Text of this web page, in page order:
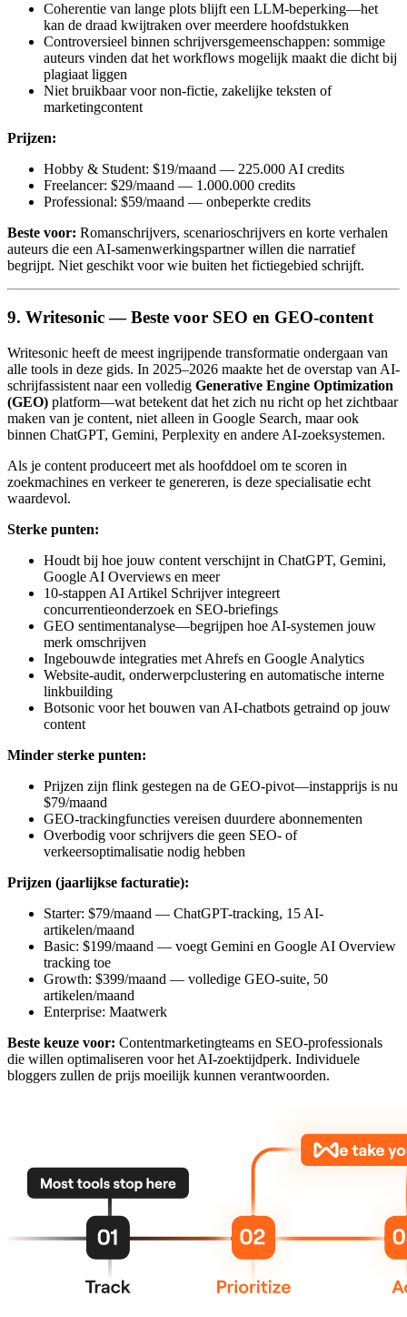
Coherentie van lange plots blijft een LLM-beperking—het
kan de draad kwijtraken over meerdere hoofdstukken
Controversieel binnen schrijversgemeenschappen: sommige
auteurs vinden dat het workflows mogelijk maakt die dicht bij
plagiaat liggen
Niet bruikbaar voor non-fictie, zakelijke teksten of
marketingcontent
Prijzen:
Hobby & Student: $19/maand — 225.000 AI credits
Freelancer: $29/maand — 1.000.000 credits
Professional: $59/maand — onbeperkte credits
Beste voor: Romanschrijvers, scenarioschrijvers en korte verhalen
auteurs die een AI-samenwerkingspartner willen die narratief
begrijpt. Niet geschikt voor wie buiten het fictiegebied schrijft.
9. Writesonic — Beste voor SEO en GEO-content
Writesonic heeft de meest ingrijpende transformatie ondergaan van
alle tools in deze gids. In 2025–2026 maakte het de overstap van AI-
schrijfassistent naar een volledig Generative Engine Optimization
(GEO) platform—wat betekent dat het zich nu richt op het zichtbaar
maken van je content, niet alleen in Google Search, maar ook
binnen ChatGPT, Gemini, Perplexity en andere AI-zoeksystemen.
Als je content produceert met als hoofddoel om te scoren in
zoekmachines en verkeer te genereren, is deze specialisatie echt
waardevol.
Sterke punten:
Houdt bij hoe jouw content verschijnt in ChatGPT, Gemini,
Google AI Overviews en meer
10-stappen AI Artikel Schrijver integreert
concurrentieonderzoek en SEO-briefings
GEO sentimentanalyse—begrijpen hoe AI-systemen jouw
merk omschrijven
Ingebouwde integraties met Ahrefs en Google Analytics
Website-audit, onderwerpclustering en automatische interne
linkbuilding
Botsonic voor het bouwen van AI-chatbots getraind op jouw
content
Minder sterke punten:
Prijzen zijn flink gestegen na de GEO-pivot—instapprijs is nu
$79/maand
GEO-trackingfuncties vereisen duurdere abonnementen
Overbodig voor schrijvers die geen SEO- of
verkeersoptimalisatie nodig hebben
Prijzen (jaarlijkse facturatie):
Starter: $79/maand — ChatGPT-tracking, 15 AI-
artikelen/maand
Basic: $199/maand — voegt Gemini en Google AI Overview
tracking toe
Growth: $399/maand — volledige GEO-suite, 50
artikelen/maand
Enterprise: Maatwerk
Beste keuze voor: Contentmarketingteams en SEO-professionals
die willen optimaliseren voor het AI-zoektijdperk. Individuele
bloggers zullen de prijs moeilijk kunnen verantwoorden.